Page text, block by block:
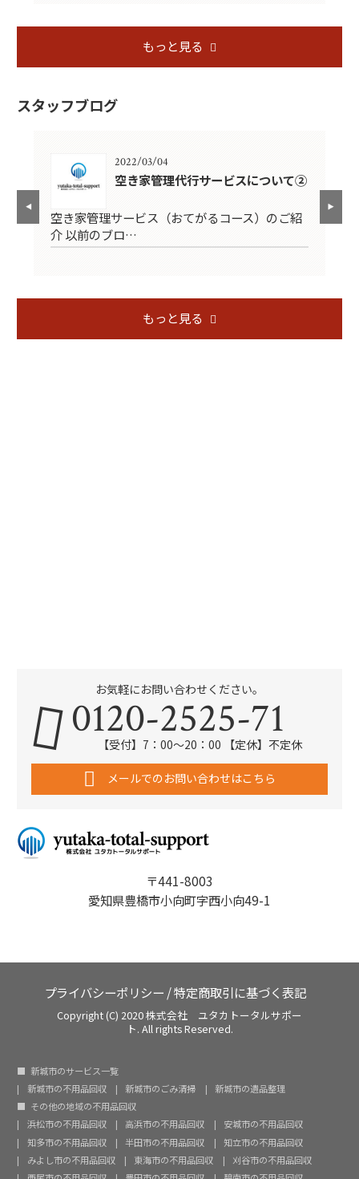
もっと見る
スタッフブログ
2022/03/04
空き家管理代行サービスについて②
空き家管理サービス（おてがるコース）のご紹
介 以前のブロ…
もっと見る
〒441-8003
愛知県豊橋市小向町字西小向49-1
お気軽にお問い合わせください。
0120-2525-71
【受付】7：00～20：00 【定休】不定休
メールでのお問い合わせはこちら
プライバシーポリシー /特定商取引に基づく表記
Copyright (C) 2020 株式会社 ユタカトータルサポー
ト. All rights Reserved.
新城市のサービス一覧
新城市の不用品回収
新城市のごみ清掃
新城市の遺品整理
その他の地域の不用品回収
浜松市の不用品回収
高浜市の不用品回収
安城市の不用品回収
知多市の不用品回収
半田市の不用品回収
知立市の不用品回収
みよし市の不用品回収
東海市の不用品回収
刈谷市の不用品回収